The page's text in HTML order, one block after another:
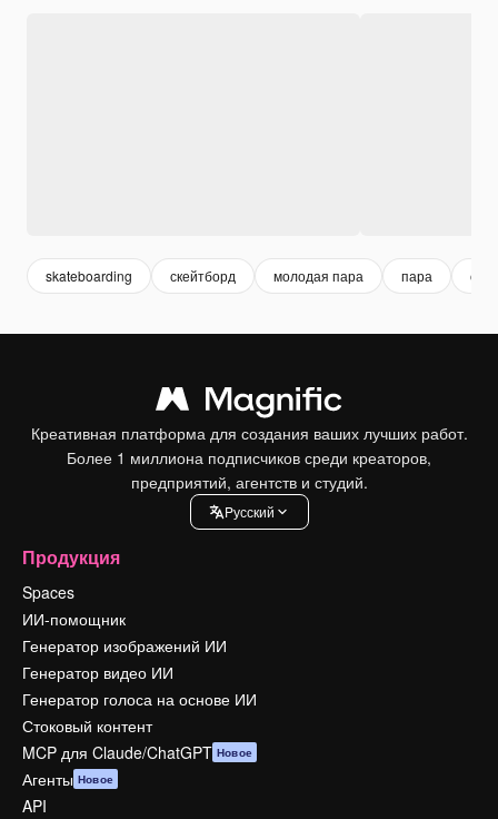
skateboarding скейтборд молодая пара пара
Креативная платформа для создания ваших лучших работ.
Более 1 миллиона подписчиков среди креаторов,
предприятий, агентств и студий.
Pусский
Продукция
Spaces
ИИ-помощник
Генератор изображений ИИ
Генератор видео ИИ
Генератор голоса на основе ИИ
Стоковый контент
MCP для Claude/ChatGPT Новое
Агенты Новое
API